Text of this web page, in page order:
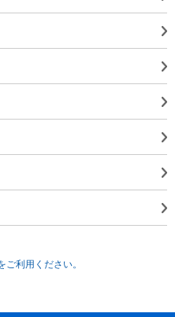
利用ください。